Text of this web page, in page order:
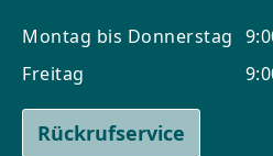
Montag bis Donnerstag
Freitag
Rückrufservice